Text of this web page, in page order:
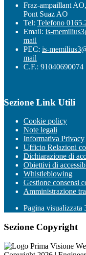
Fraz-ampaillant
Pont Suaz AO
Tel: Telefono
Email: is-
mail
PEC: is-
mail
C.F.: 91040690074
Sezione Link Utili
Cookie policy
Note legali
Informativa Privacy
Ufficio Relazioni
Dichiarazione di
Obiettivi di
Whistleblowing
Gestione consensi
Amministrazione
Pagina visualizzata
Sezione Copyright